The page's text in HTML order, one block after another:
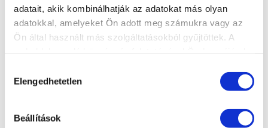
adatait, akik kombinálhatják az adatokat más olyan
adatokkal, amelyeket Ön adott meg számukra vagy az
Ön által használt más szolgáltatásokból gyűjtöttek. A
kiválasztása
Elengedhetetlen
Beállítások
MARILYNAILS, A ZSELÉ SPECIALISTA: Modern és
akik kedvező ár mellett szeretnének minőségi
“Zselék szeretettel” - Marilyntől Neked.